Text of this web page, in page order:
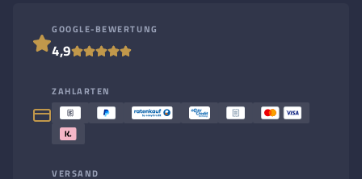
GOOGLE-BEWERTUNG
4,9
ZAHLARTEN
VERSAND